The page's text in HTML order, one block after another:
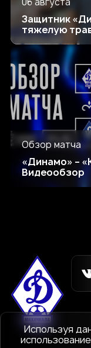
Защитник
тяжелую
Обзор матча
«Динамо» –
Видеообзор
Используя